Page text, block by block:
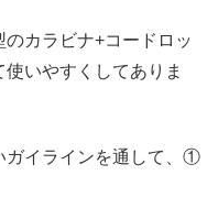
カラビナ+コードロッ
いやすくしてありま
ガイラインを通して、①